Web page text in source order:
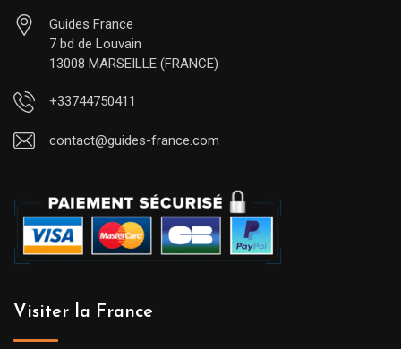
Guides France
7 bd de Louvain
13008 MARSEILLE (FRANCE)
+33744750411
contact@guides-france.com
Visiter la France